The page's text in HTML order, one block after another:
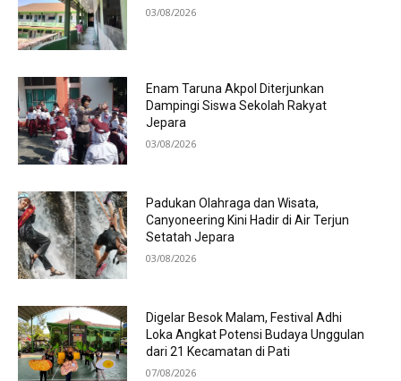
03/08/2026
Enam Taruna Akpol Diterjunkan
Dampingi Siswa Sekolah Rakyat
Jepara
03/08/2026
Padukan Olahraga dan Wisata,
Canyoneering Kini Hadir di Air Terjun
Setatah Jepara
03/08/2026
Digelar Besok Malam, Festival Adhi
Loka Angkat Potensi Budaya Unggulan
dari 21 Kecamatan di Pati
07/08/2026